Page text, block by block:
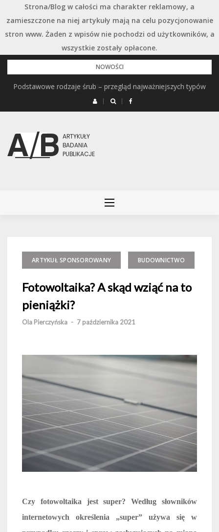
Strona/Blog w całości ma charakter reklamowy, a
zamieszczone na niej artykuły mają na celu pozycjonowanie
stron www. Żaden z wpisów nie pochodzi od użytkowników, a
wszystkie zostały opłacone.
Przejdź
do
treści
NOWOŚCI
Podstawowe rodzaje śrub – przegląd najważniejszych typów
ARTYKUŁ SPONSOROWANY BUDOWNICTWO
Fotowoltaika? A skąd wziąć na to
pieniążki?
Ola Pierczyńska - 7 października 2021
Czy fotowoltaika jest super? Według słowników
internetowych określenia „super” używa się w